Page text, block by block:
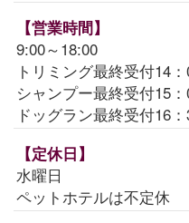
【営業時間】
9:00～18:00
トリミング最終受付14
シャンプー最終受付15
ドッグラン最終受付16
【定休日】
水曜日
ペットホテルは不定休